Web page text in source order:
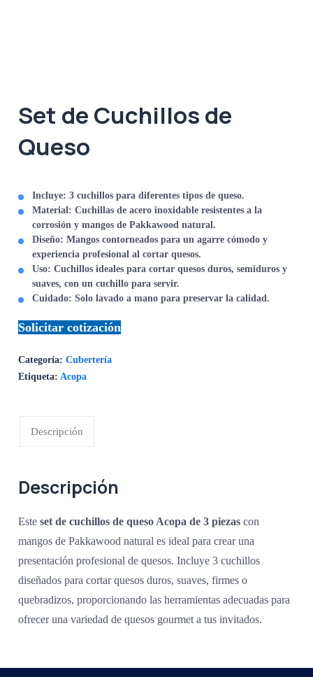
Set de Cuchillos de
Queso
Incluye: 3 cuchillos para diferentes tipos de queso.
Material: Cuchillas de acero inoxidable resistentes a la
corrosión y mangos de Pakkawood natural.
Diseño: Mangos contorneados para un agarre cómodo y
experiencia profesional al cortar quesos.
Uso: Cuchillos ideales para cortar quesos duros, semiduros y
suaves, con un cuchillo para servir.
Cuidado: Solo lavado a mano para preservar la calidad.
Solicitar cotización
Categoría:Cubertería
Etiqueta:Acopa
Descripción
Descripción
Esteset de cuchillos de queso Acopa de 3 piezas con
mangos de Pakkawood natural es ideal para crear una
presentación profesional de quesos. Incluye 3 cuchillos
diseñados para cortar quesos duros, suaves, firmes o
quebradizos, proporcionando las herramientas adecuadas para
ofrecer una variedad de quesos gourmet a tus invitados.